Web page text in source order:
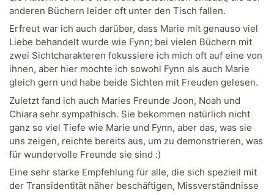
anderen Büchern leider oft unter den Tisch fallen.
Erfreut war ich auch darüber, dass Marie mit genauso viel
Liebe behandelt wurde wie Fynn; bei vielen Büchern mit
zwei Sichtcharakteren fokussiere ich mich oft auf eine von
ihnen, aber hier mochte ich sowohl Fynn als auch Marie
gleich gern und habe beide Sichten mit Freuden gelesen.
Zuletzt fand ich auch Maries Freunde Joon, Noah und
Chiara sehr sympathisch. Sie bekommen natürlich nicht
ganz so viel Tiefe wie Marie und Fynn, aber das, was sie
uns zeigen, reichte bereits aus, um zu demonstrieren, was
für wundervolle Freunde sie sind :)
Eine sehr starke Empfehlung für alle, die sich speziell mit
der Transidentität näher beschäftigen, Missverständnisse